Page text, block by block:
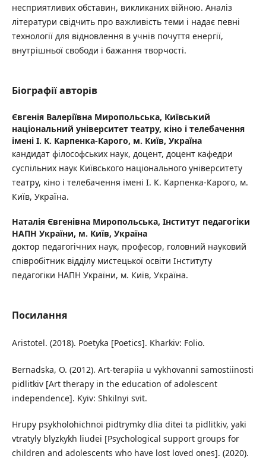
несприятливих обставин, викликаних війною. Аналіз
літератури свідчить про важливість теми і надає певні
технології для відновлення в учнів почуття енергії,
внутрішньої свободи і бажання творчості.
Біографії авторів
Євгенія Валеріївна Миропольська, Київський
національний університет театру, кіно і телебачення
імені І. К. Карпенка-Карого, м. Київ, Україна
кандидат філософських наук, доцент, доцент кафедри
суспільних наук Київського національного університету
театру, кіно і телебачення імені І. К. Карпенка-Карого, м.
Київ, Україна.
Наталія Євгенівна Миропольська, Інститут педагогіки
НАПН України, м. Київ, Україна
доктор педагогічних наук, професор, головний науковий
співробітник відділу мистецької освіти Інституту
педагогіки НАПН України, м. Київ, Україна.
Посилання
Aristotel. (2018). Poetyka [Poetics]. Kharkiv: Folio.
Bernadska, O. (2012). Art-terapiia u vykhovanni samostiinosti
pidlitkiv [Art therapy in the education of adolescent
independence]. Kyiv: Shkilnyi svit.
Hrupy psykholohichnoi pidtrymky dlia ditei ta pidlitkiv, yaki
vtratyly blyzkykh liudei [Psychological support groups for
children and adolescents who have lost loved ones]. (2020).